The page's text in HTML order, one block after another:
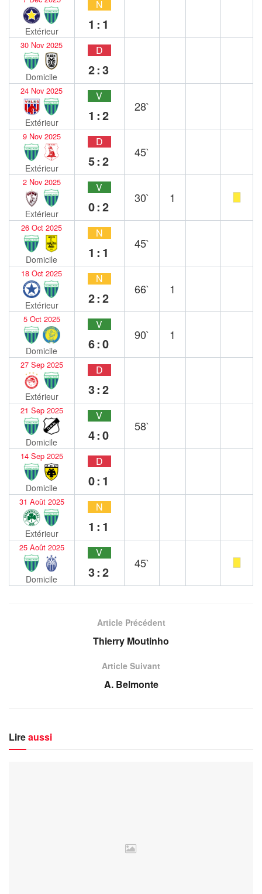
Extérieur
N
1:1
30 Nov 2025
Domicile
D
2:3
24 Nov 2025
Extérieur
V
1:2
28`
9 Nov 2025
Extérieur
D
5:2
45`
2 Nov 2025
Extérieur
V
0:2
30` 1
26 Oct 2025
Domicile
N
1:1
45`
18 Oct 2025
Extérieur
N
2:2
66` 1
5 Oct 2025
Domicile
V
6:0
90` 1
27 Sep 2025
Extérieur
D
3:2
21 Sep 2025
Domicile
V
4:0
58`
14 Sep 2025
Domicile
D
0:1
31 Août 2025
Extérieur
N
1:1
25 Août 2025
Domicile
V
3:2
45`
Article Précédent
Thierry Moutinho
Article Suivant
A. Belmonte
Lireaussi